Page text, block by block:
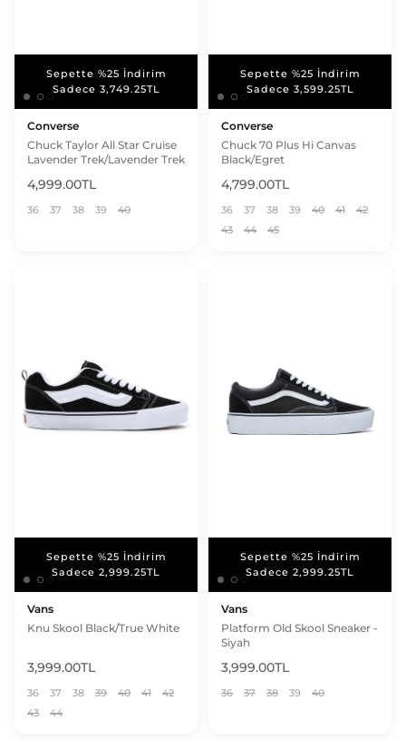
Sepette %25 İndirim
Sadece 3,749.25TL
Sepette %25 İndirim
Sadece 3,749.25TL
Converse
Chuck Taylor All Star Cruise
Lavender Trek/Lavender Trek
4,999.00TL
36 37 38 39 40
Sepette %25 İndirim
Sadece 3,599.25TL
Sepette %25 İndirim
Sadece 3,599.25TL
Converse
Chuck 70 Plus Hi Canvas
Black/Egret
4,799.00TL
36 37 38 39 40 41
42
43
44 45
Sepette %25 İndirim
Sadece 2,999.25TL
Sepette %25 İndirim
Sadece 2,999.25TL
Vans
Knu Skool Black/True White
3,999.00TL
36 37 38 39 40 41
42
43
44
Sepette %25 İndirim
Sadece 2,999.25TL
Sepette %25 İndirim
Sadece 2,999.25TL
Vans
Platform Old Skool Sneaker -
Siyah
3,999.00TL
36 37 38 39 40